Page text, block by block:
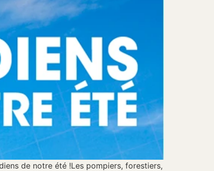
de notre été !Les pompiers, forestiers,